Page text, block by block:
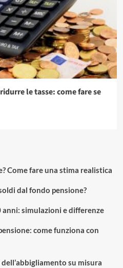
le tasse: come fare se
Come fare una stima realistica
dal fondo pensione?
anni: simulazioni e differenze
come funziona con
su misura